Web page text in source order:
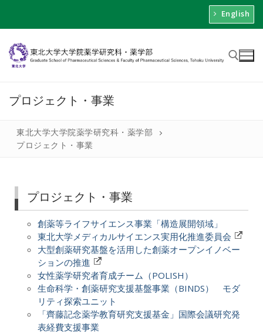
English
プロジェクト・事業
東北大学大学院薬学研究科・薬学部
プロジェクト・事業
プロジェクト・事業
創薬等ライフサイエンス事業「構造展開領域」
東北大学メディカルサイエンス実用化推進委員会
大型創薬研究基盤を活用した創薬オープンイノベー
ションの推進
女性薬学研究者育成チーム（POLISH）
生命科学・創薬研究支援基盤事業（BINDS） モダ
リティ探索ユニット
「齊藤記念薬学教育研究支援基金」国際会議研究発
表経費支援事業